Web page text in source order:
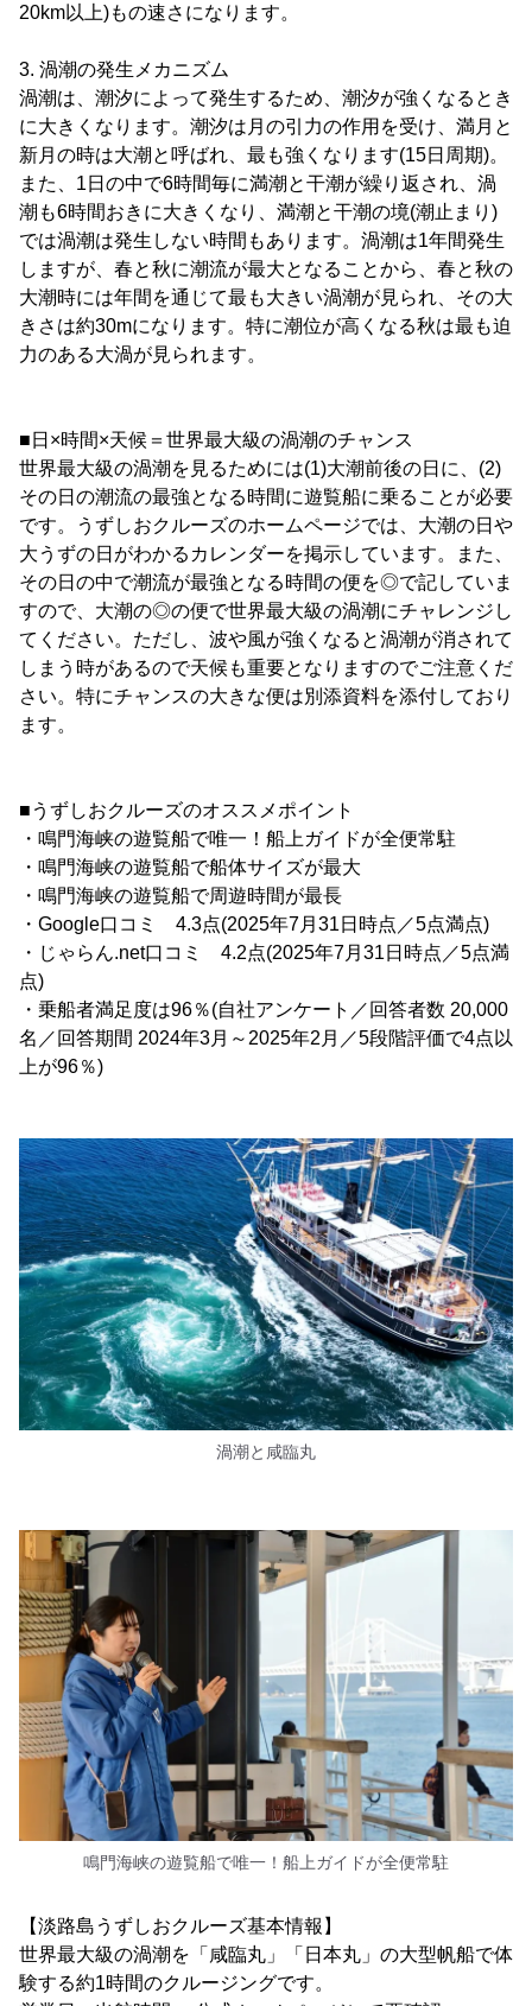
20km以上)もの速さになります。
3. 渦潮の発生メカニズム
渦潮は、潮汐によって発生するため、潮汐が強くなるとき
に大きくなります。潮汐は月の引力の作用を受け、満月と
新月の時は大潮と呼ばれ、最も強くなります(15日周期)。
また、1日の中で6時間毎に満潮と干潮が繰り返され、渦
潮も6時間おきに大きくなり、満潮と干潮の境(潮止まり)
では渦潮は発生しない時間もあります。渦潮は1年間発生
しますが、春と秋に潮流が最大となることから、春と秋の
大潮時には年間を通じて最も大きい渦潮が見られ、その大
きさは約30mになります。特に潮位が高くなる秋は最も迫
力のある大渦が見られます。
■日×時間×天候＝世界最大級の渦潮のチャンス
世界最大級の渦潮を見るためには(1)大潮前後の日に、(2)
その日の潮流の最強となる時間に遊覧船に乗ることが必要
です。うずしおクルーズのホームページでは、大潮の日や
大うずの日がわかるカレンダーを掲示しています。また、
その日の中で潮流が最強となる時間の便を◎で記していま
すので、大潮の◎の便で世界最大級の渦潮にチャレンジし
てください。ただし、波や風が強くなると渦潮が消されて
しまう時があるので天候も重要となりますのでご注意くだ
さい。特にチャンスの大きな便は別添資料を添付しており
ます。
■うずしおクルーズのオススメポイント
・鳴門海峡の遊覧船で唯一！船上ガイドが全便常駐
・鳴門海峡の遊覧船で船体サイズが最大
・鳴門海峡の遊覧船で周遊時間が最長
・Google口コミ 4.3点(2025年7月31日時点／5点満点)
・じゃらん.net口コミ 4.2点(2025年7月31日時点／5点満
点)
・乗船者満足度は96％(自社アンケート／回答者数 20,000
名／回答期間 2024年3月～2025年2月／5段階評価で4点以
上が96％)
渦潮と咸臨丸
鳴門海峡の遊覧船で唯一！船上ガイドが全便常駐
【淡路島うずしおクルーズ基本情報】
世界最大級の渦潮を「咸臨丸」「日本丸」の大型帆船で体
験する約1時間のクルージングです。